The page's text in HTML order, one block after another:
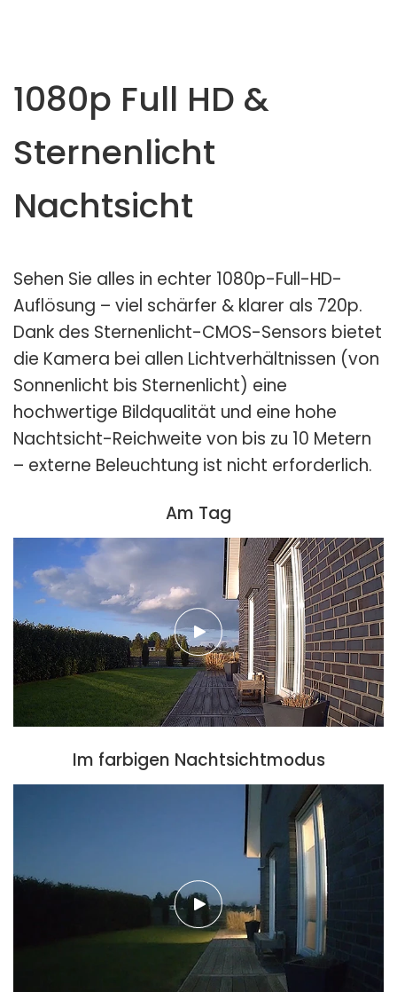
1080p Full HD &
Sternenlicht
Nachtsicht
Sehen Sie alles in echter 1080p-Full-HD-
Auflösung – viel schärfer & klarer als 720p.
Dank des Sternenlicht-CMOS-Sensors bietet
die Kamera bei allen Lichtverhältnissen (von
Sonnenlicht bis Sternenlicht) eine
hochwertige Bildqualität und eine hohe
Nachtsicht-Reichweite von bis zu 10 Metern
– externe Beleuchtung ist nicht erforderlich.
Am Tag
Im farbigen Nachtsichtmodus